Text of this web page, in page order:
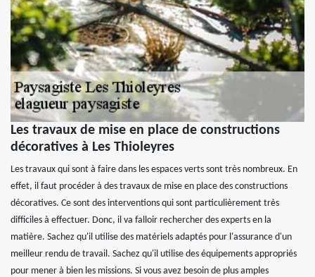
Les travaux de mise en place de constructions
décoratives à Les Thioleyres
Les travaux qui sont à faire dans les espaces verts sont très nombreux. En
effet, il faut procéder à des travaux de mise en place des constructions
décoratives. Ce sont des interventions qui sont particulièrement très
difficiles à effectuer. Donc, il va falloir rechercher des experts en la
matière. Sachez qu'il utilise des matériels adaptés pour l'assurance d'un
meilleur rendu de travail. Sachez qu'il utilise des équipements appropriés
pour mener à bien les missions. Si vous avez besoin de plus amples